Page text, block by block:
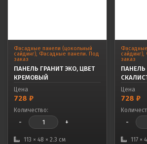
Фасадные панели (цокольный
сайдинг), Фасадные панели. Под
заказ
ПАНЕЛЬ ГРАНИТ ЭКО, ЦВЕТ
КРЕМОВЫЙ
Цена
728 ₽
Количество:
- +
113 × 48 × 2.3 см
сайдинг),
заказ
ПАНЕЛЬ
Цена
728 ₽
-
117 ×